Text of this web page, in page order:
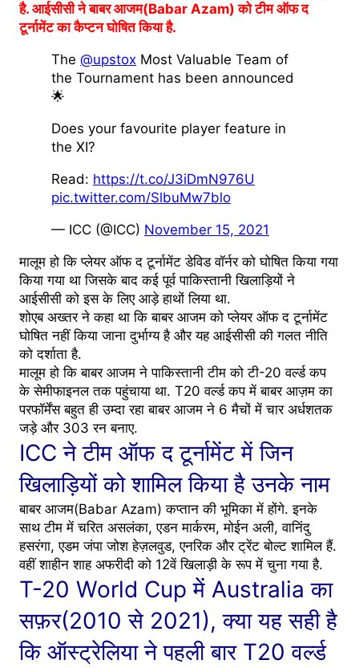
है. आईसीसी ने बाबर आजम(Babar Azam) को टीम ऑफ द
टूर्नामेंट का कैप्टन घोषित किया है.
The @upstox Most Valuable Team of
the Tournament has been announced
🌟
Does your favourite player feature in
the XI?
Read: https://t.co/J3iDmN976U
pic.twitter.com/SlbuMw7blo
— ICC (@ICC) November 15, 2021
मालूम हो कि प्लेयर ऑफ द टूर्नामेंट डेविड वॉर्नर को घोषित किया गया
किया गया था जिसके बाद कई पूर्व पाकिस्तानी खिलाड़ियों ने
आईसीसी को इस के लिए आड़े हाथों लिया था.
शोएब अख्तर ने कहा था कि बाबर आजम को प्लेयर ऑफ द टूर्नामेंट
घोषित नहीं किया जाना दुर्भाग्य है और यह आईसीसी की गलत नीति
को दर्शाता है.
मालूम हो कि बाबर आजम ने पाकिस्तानी टीम को टी-20 वर्ल्ड कप
के सेमीफाइनल तक पहुंचाया था. T20 वर्ल्ड कप में बाबर आज़म का
परफॉर्मेंस बहुत ही उम्दा रहा बाबर आजम ने 6 मैचों में चार अर्धशतक
जड़े और 303 रन बनाए.
ICC ने टीम ऑफ द टूर्नामेंट में जिन
खिलाड़ियों को शामिल किया है उनके नाम
बाबर आजम(Babar Azam) कप्तान की भूमिका में होंगे. इनके
साथ टीम में चरित असलंका, एडन मार्करम, मोईन अली, वानिंदु
हसरंगा, एडम जंपा जोश हेज़लवुड, एनरिक और ट्रेंट बोल्ट शामिल हैं.
वहीं शाहीन शाह अफरीदी को 12वें खिलाड़ी के रूप में चुना गया है.
T-20 World Cup में Australia का
सफ़र(2010 से 2021), क्या यह सही है
कि ऑस्ट्रेलिया ने पहली बार T20 वर्ल्ड